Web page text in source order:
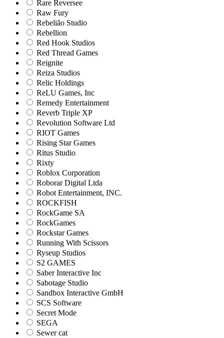
Rare Reversee
Raw Fury
Rebelião Studio
Rebellion
Red Hook Studios
Red Thread Games
Reignite
Reiza Studios
Relic Holdings
ReLU Games, Inc
Remedy Entertainment
Reverb Triple XP
Revolution Software Ltd
RIOT Games
Rising Star Games
Ritus Studio
Rixty
Roblox Corporation
Roborar Digital Ltda
Robot Entertainment, INC.
ROCKFISH
RockGame SA
RockGames
Rockstar Games
Running With Scissors
Ryseup Studios
S2 GAMES
Saber Interactive Inc
Sabotage Studio
Sandbox Interactive GmbH
SCS Software
Secret Mode
SEGA
Sewer cat